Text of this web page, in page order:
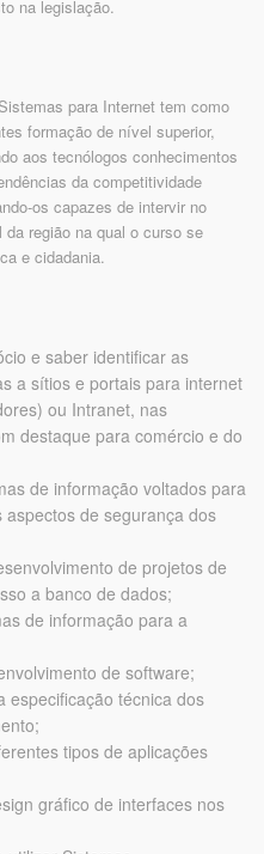
na legislação.
para Internet tem como
formação de nível superior,
aos tecnólogos conhecimentos
da competitividade
os capazes de intervir no
região na qual o curso se
e cidadania.
e saber identificar as
a sítios e portais para internet
ou Intranet, nas
destaque para comércio e do
de informação voltados para
de segurança dos
de projetos de
a banco de dados;
de informação para a
de software;
especificação técnica dos
tipos de aplicações
gráfico de interfaces nos